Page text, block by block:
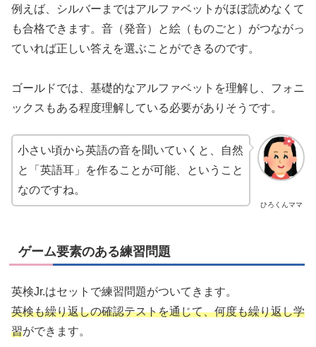
例えば、シルバーまではアルファベットがほぼ読めなくて
も合格できます。音（発音）と絵（ものごと）がつながっ
ていれば正しい答えを選ぶことができるのです。
ゴールドでは、基礎的なアルファベットを理解し、フォニ
ックスもある程度理解している必要がありそうです。
ひろくんママ
小さい頃から英語の音を聞いていくと、自然
と「英語耳」を作ることが可能、ということ
なのですね。
ゲーム要素のある練習問題
英検Jr.はセットで練習問題がついてきます。
英検も繰り返しの確認テストを通じて、何度も繰り返し学
習ができます。